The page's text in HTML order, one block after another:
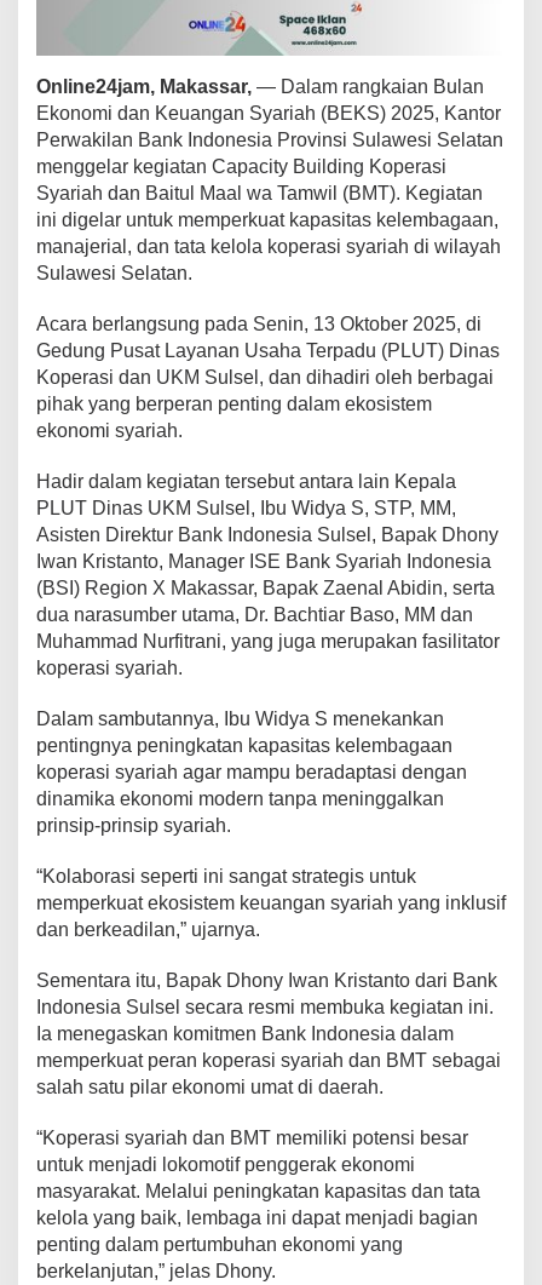
s
i
y
a
r
i
a
d
a
B
M
T
L
e
t
a
p
a
c
t
y
B
i
d
i
n
g
l
a
m
a
g
k
a
B
S
2
0
2
5
Online24jam, Makassar, — Dalam rangkaian Bulan
Ekonomi dan Keuangan Syariah (BEKS) 2025, Kantor
Perwakilan Bank Indonesia Provinsi Sulawesi Selatan
menggelar kegiatan Capacity Building Koperasi
Syariah dan Baitul Maal wa Tamwil (BMT). Kegiatan
ini digelar untuk memperkuat kapasitas kelembagaan,
manajerial, dan tata kelola koperasi syariah di wilayah
Sulawesi Selatan.
Acara berlangsung pada Senin, 13 Oktober 2025, di
Gedung Pusat Layanan Usaha Terpadu (PLUT) Dinas
Koperasi dan UKM Sulsel, dan dihadiri oleh berbagai
pihak yang berperan penting dalam ekosistem
ekonomi syariah.
Hadir dalam kegiatan tersebut antara lain Kepala
PLUT Dinas UKM Sulsel, Ibu Widya S, STP, MM,
Asisten Direktur Bank Indonesia Sulsel, Bapak Dhony
Iwan Kristanto, Manager ISE Bank Syariah Indonesia
(BSI) Region X Makassar, Bapak Zaenal Abidin, serta
dua narasumber utama, Dr. Bachtiar Baso, MM dan
Muhammad Nurfitrani, yang juga merupakan fasilitator
koperasi syariah.
Dalam sambutannya, Ibu Widya S menekankan
pentingnya peningkatan kapasitas kelembagaan
koperasi syariah agar mampu beradaptasi dengan
dinamika ekonomi modern tanpa meninggalkan
prinsip-prinsip syariah.
“Kolaborasi seperti ini sangat strategis untuk
memperkuat ekosistem keuangan syariah yang inklusif
dan berkeadilan,” ujarnya.
Sementara itu, Bapak Dhony Iwan Kristanto dari Bank
Indonesia Sulsel secara resmi membuka kegiatan ini.
Ia menegaskan komitmen Bank Indonesia dalam
memperkuat peran koperasi syariah dan BMT sebagai
salah satu pilar ekonomi umat di daerah.
“Koperasi syariah dan BMT memiliki potensi besar
untuk menjadi lokomotif penggerak ekonomi
masyarakat. Melalui peningkatan kapasitas dan tata
kelola yang baik, lembaga ini dapat menjadi bagian
penting dalam pertumbuhan ekonomi yang
berkelanjutan,” jelas Dhony.